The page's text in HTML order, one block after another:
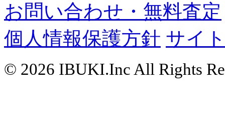
お問い合わせ・無料査定
個人情報保護方針 サイ
© 2026 IBUKI.Inc All Rights